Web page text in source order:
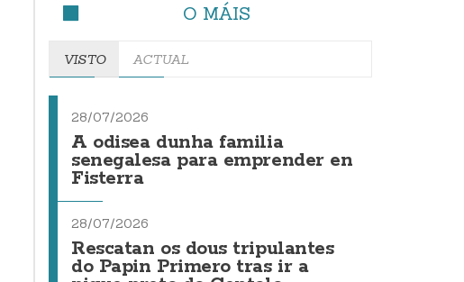
O MÁIS
VISTO ACTUAL
28/07/2026
A odisea dunha familia
senegalesa para emprender en
Fisterra
28/07/2026
Rescatan os dous tripulantes
do Papin Primero tras ir a